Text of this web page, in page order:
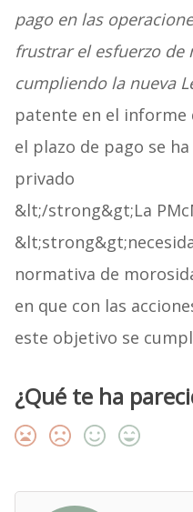
pago en las
frustrar el esfuerzo de
cumpliendo la nueva
patente en el informe
el plazo de pago se
privado
&lt;/strong&gt;La
normativa de
en que con las
este objetivo se
¿Qué te ha